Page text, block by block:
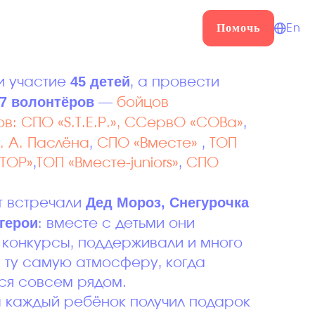
Помочь En
участие 45 детей, а провести
волонтёров — бойцов
СПО «S.T.E.P.», ССервО «СОВа»,
А. Паслёна, СПО «Вместе» ,
ТОП
, ТОП «Вместе-juniors», СПО
встречали Дед Мороз, Снегурочка
: вместе с детьми они
поддерживали и много
ту самую атмосферу, когда
совсем рядом.
каждый ребёнок получил подарок